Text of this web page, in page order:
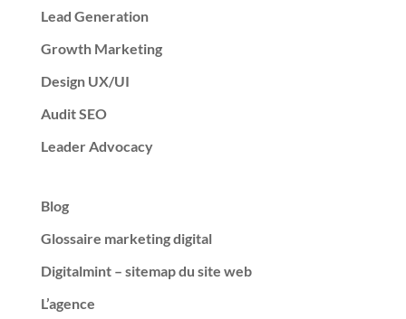
Lead Generation
Growth Marketing
Design UX/UI
Audit SEO
Leader Advocacy
Blog
Glossaire marketing digital
Digitalmint – sitemap du site web
L’agence